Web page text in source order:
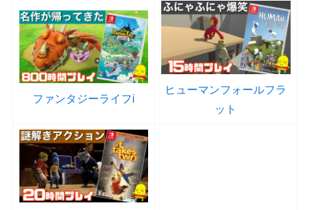
ファンタジーライフi
ヒューマンフォールフラ
ット